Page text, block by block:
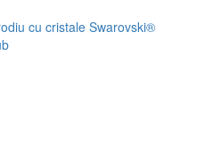
cu cristale Swarovski®